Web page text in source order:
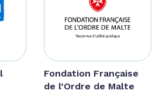
Fondation Française
de l’Ordre de Malte